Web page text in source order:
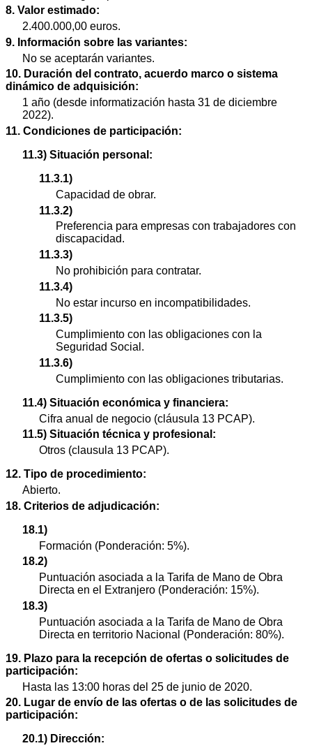
8. Valor estimado:
2.400.000,00 euros.
9. Información sobre las variantes:
No se aceptarán variantes.
10. Duración del contrato, acuerdo marco o sistema
dinámico de adquisición:
1 año (desde informatización hasta 31 de diciembre
2022).
11. Condiciones de participación:
11.3) Situación personal:
11.3.1)
Capacidad de obrar.
11.3.2)
Preferencia para empresas con trabajadores con
discapacidad.
11.3.3)
No prohibición para contratar.
11.3.4)
No estar incurso en incompatibilidades.
11.3.5)
Cumplimiento con las obligaciones con la
Seguridad Social.
11.3.6)
Cumplimiento con las obligaciones tributarias.
11.4) Situación económica y financiera:
Cifra anual de negocio (cláusula 13 PCAP).
11.5) Situación técnica y profesional:
Otros (clausula 13 PCAP).
12. Tipo de procedimiento:
Abierto.
18. Criterios de adjudicación:
18.1)
Formación (Ponderación: 5%).
18.2)
Puntuación asociada a la Tarifa de Mano de Obra
Directa en el Extranjero (Ponderación: 15%).
18.3)
Puntuación asociada a la Tarifa de Mano de Obra
Directa en territorio Nacional (Ponderación: 80%).
19. Plazo para la recepción de ofertas o solicitudes de
participación:
Hasta las 13:00 horas del 25 de junio de 2020.
20. Lugar de envío de las ofertas o de las solicitudes de
participación:
20.1) Dirección: